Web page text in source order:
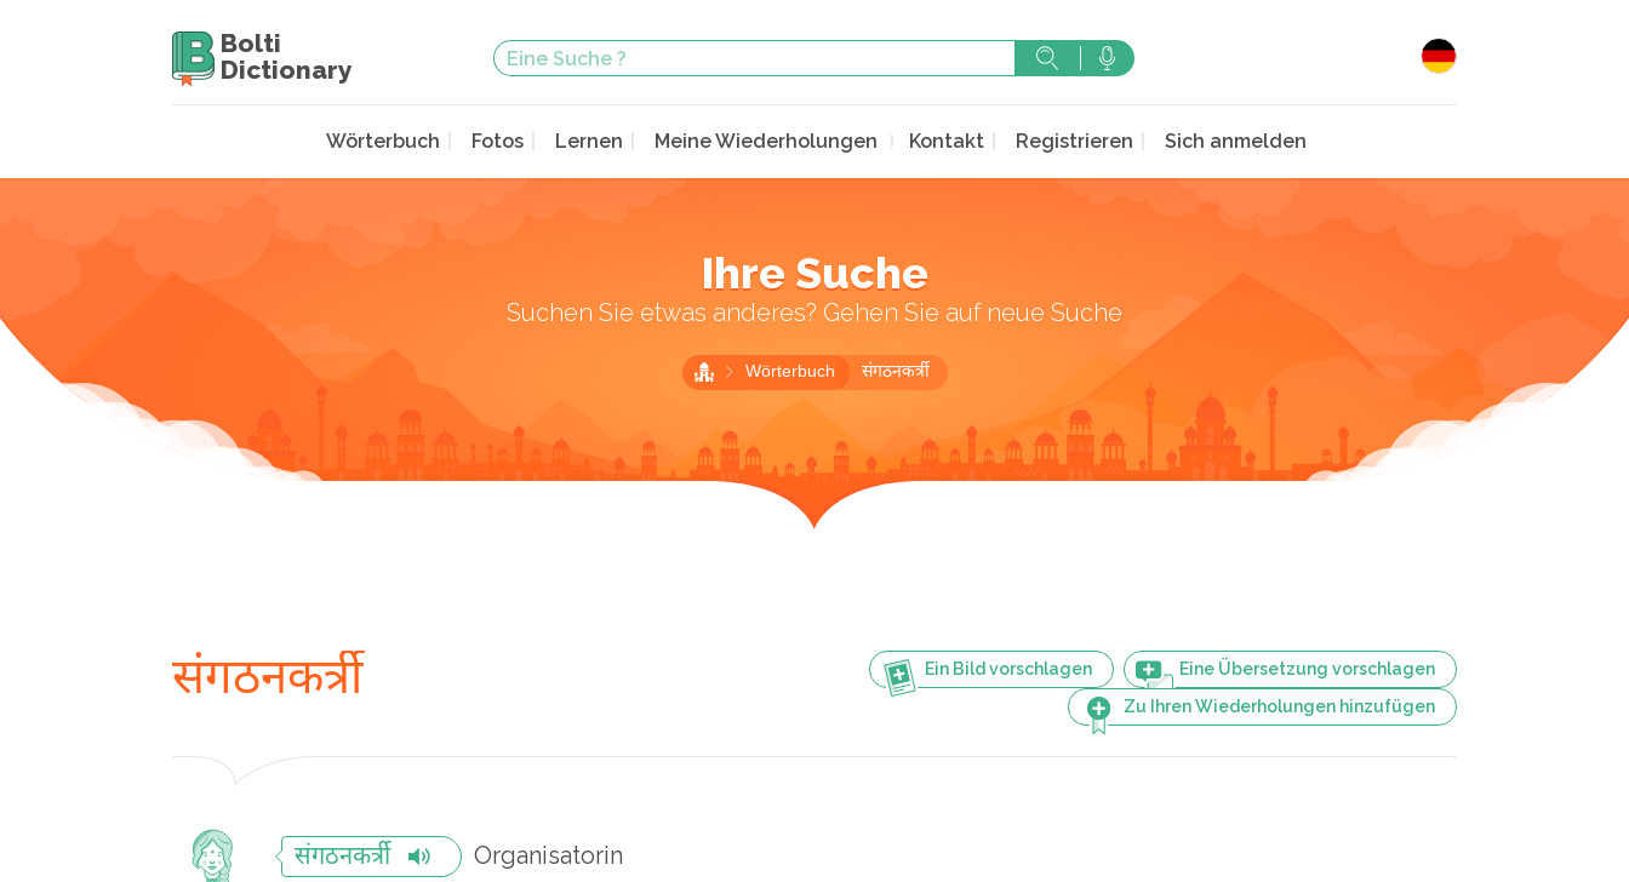
Bolti
Dictionary
Wörterbuch Fotos Lernen Meine Wiederholungen Kontakt Registrieren Sich anmelden
Ihre Suche
Suchen Sie etwas anderes? Gehen Sie auf neue Suche
Wörterbuch संगठनकर्त्री
Ein Bild vorschlagen
Eine Übersetzung vorschlagen
Zu Ihren Wiederholungen hinzufügen
संगठनकर्त्री
संगठनकर्त्री Organisatorin